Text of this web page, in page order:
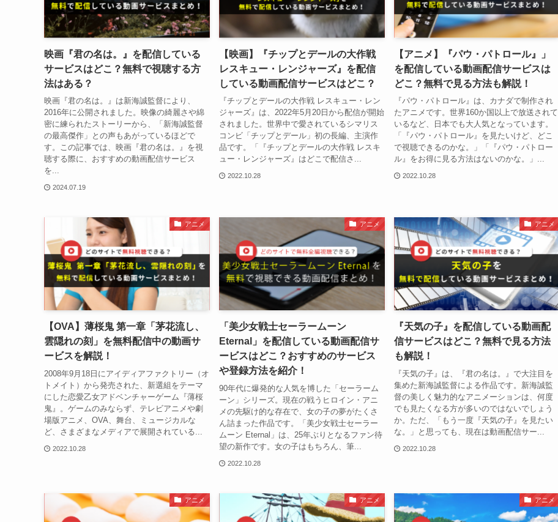
映画『君の名は。』を配信している
サービスはどこ？無料で視聴する方
法はある？
映画『君の名は。』は新海誠監督により、
2016年に公開されました。映像の綺麗さや綿
密に練られたストーリーから、「新海誠監督
の最高傑作」との声もあがっているほどで
す。この記事では、映画『君の名は。』を視
聴する際に、おすすめの動画配信サービス
を...
2024.07.19
【映画】『チップとデールの大作戦
レスキュー・レンジャーズ』を配信
している動画配信サービスはどこ？
『チップとデールの大作戦 レスキュー・レン
ジャーズ』は、2022年5月20日から配信が開始
されました。世界中で愛されているシマリス
コンビ「チップとデール」初の長編、主演作
品です。「『チップとデールの大作戦 レスキ
ュー・レンジャーズ』はどこで配信さ...
2022.10.28
【アニメ】『パウ・パトロール』」
を配信している動画配信サービスは
どこ？無料で見る方法も解説！
『パウ・パトロール』は、カナダで制作され
たアニメです。世界160か国以上で放送されて
いるなど、日本でも大人気となっています。
「『パウ・パトロール』を見たいけど、どこ
で視聴できるのかな。」「『パウ・パトロー
ル』をお得に見る方法はないのかな。」...
2022.10.28
アニメ
【OVA】薄桜鬼 第一章「茅花流し、
雲隠れの刻」を無料配信中の動画サ
ービスを解説！
2008年9月18日にアイディアファクトリー（オ
トメイト）から発売された、新選組をテーマ
にした恋愛乙女アドベンチャーゲーム『薄桜
鬼』。ゲームのみならず、テレビアニメや劇
場版アニメ、OVA、舞台、ミュージカルな
ど、さまざまなメディアで展開されている...
2022.10.28
アニメ
「美少女戦士セーラームーン
Eternal」を配信している動画配信サ
ービスはどこ？おすすめのサービス
や登録方法を紹介！
90年代に爆発的な人気を博した「セーラーム
ーン」シリーズ。現在の戦うヒロイン・アニ
メの先駆け的な存在で、女の子の夢がたくさ
ん詰まった作品です。「美少女戦士セーラー
ムーン Eternal」は、25年ぶりとなるファン待
望の新作です。女の子はもちろん、筆...
2022.10.28
アニメ
『天気の子』を配信している動画配
信サービスはどこ？無料で見る方法
も解説！
『天気の子』は、『君の名は。』で大注目を
集めた新海誠監督による作品です。新海誠監
督の美しく魅力的なアニメーションは、何度
でも見たくなる方が多いのではないでしょう
か。ただ、「もう一度『天気の子』を見たい
な。」と思っても、現在は動画配信サー...
2022.10.28
アニメ アニメ アニメ